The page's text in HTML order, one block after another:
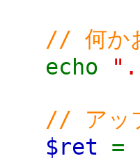
// 何か
echo
// アッ
$ret =